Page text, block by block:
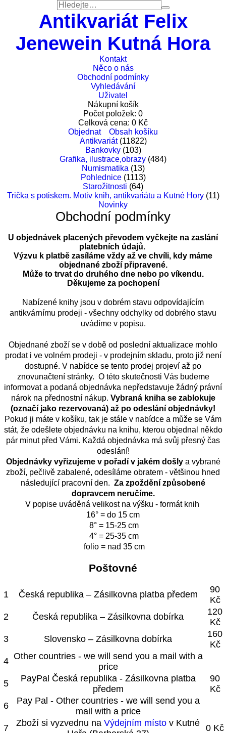
Antikvariát Felix
Jenewein Kutná Hora
Kontakt
Něco o nás
Obchodní podmínky
Vyhledávání
Uživatel
Nákupní košík
Počet položek: 0
Celková cena: 0 Kč
Objednat
Obsah košíku
Antikvariát(11822)
Bankovky(103)
Grafika, ilustrace,obrazy (484)
Numismatika (13)
Pohlednice(1113)
Starožitnosti (64)
Trička s potiskem. Motiv knih, antikvariátu a Kutné Hory(11)
Novinky
Obchodní podmínky
U objednávek placených převodem vyčkejte na zaslání
platebních údajů.
Výzvu k platbě zasíláme vždy až ve chvíli, kdy máme
objednané zboží připravené.
Může to trvat do druhého dne nebo po víkendu.
Děkujeme za pochopení
Nabízené knihy jsou v dobrém stavu odpovídajícím
antikvárnímu prodeji - všechny odchylky od dobrého stavu
uvádíme v popisu.
Objednané zboží se v době od poslední aktualizace mohlo
prodat i ve volném prodeji - v prodejním skladu, proto již není
dostupné. V nabídce se tento prodej projeví až po
znovunačtení stránky. O této skutečnosti Vás budeme
informovat a podaná objednávka nepředstavuje žádný právní
nárok na přednostní nákup. Vybraná kniha se zablokuje
(označí jako rezervovaná) až po odeslání objednávky!
Pokud ji máte v košíku, tak je stále v nabídce a může se Vám
stát, že odešlete objednávku na knihu, kterou objednal někdo
pár minut před Vámi. Každá objednávka má svůj přesný čas
odeslání!
Objednávky vyřizujeme v pořadí v jakém došlya vybrané
zboží, pečlivě zabalené, odesíláme obratem - většinou hned
následující pracovní den. Za zpoždění způsobené
dopravcem neručíme.
V popise uváděná velikost na výšku - formát knih
16° = do 15 cm
8° = 15-25 cm
4° = 25-35 cm
folio = nad 35 cm
Poštovné
1 Česká republika – Zásilkovna platba předem
90
Kč
2
Česká republika – Zásilkovna dobírka
120
Kč
3
Slovensko – Zásilkovna dobírka
160
Kč
4 Other countries - we will send you a mail with a
price
5
PayPal Česká republika - Zásilkovna platba
předem
90
Kč
6
Pay Pal - Other countries - we will send you a
mail with a price
7
Zboží si vyzvednu na Výdejním místo v Kutné 0 Kč